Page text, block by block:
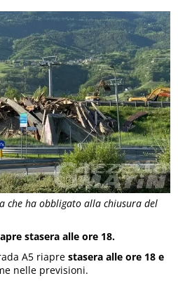
che ha obbligato alla chiusura del
stasera alle ore 18.
A5 riaprestasera alle ore 18 e
nelle previsioni.